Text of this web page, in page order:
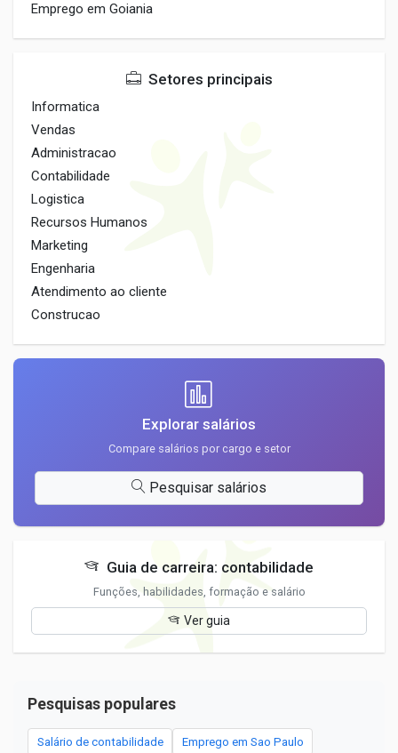
Emprego em Goiania
Setores principais
Informatica
Vendas
Administracao
Contabilidade
Logistica
Recursos Humanos
Marketing
Engenharia
Atendimento ao cliente
Construcao
Explorar salários
Compare salários por cargo e setor
Pesquisar salários
Guia de carreira: contabilidade
Funções, habilidades, formação e salário
Ver guia
Pesquisas populares
Salário de contabilidade Emprego em Sao Paulo